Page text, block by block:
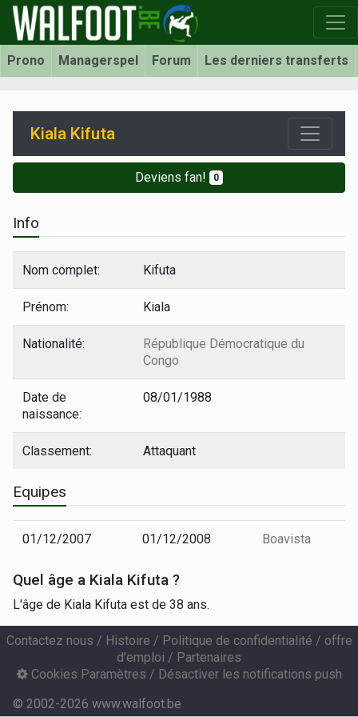
Prono Managerspel Forum Les derniers transferts
Kiala Kifuta
Deviens fan! 0
Info
Nom complet: Kifuta
Prénom: Kiala
Nationalité:
République Démocratique du
Congo
Date de
naissance:
08/01/1988
Classement: Attaquant
Equipes
01/12/2007 01/12/2008 Boavista
Quel âge a Kiala Kifuta ?
L'âge de Kiala Kifuta est de 38 ans.
Contactez nous / Histoire / Politique de confidentialité / offre
d'emploi / Partenaires
Cookies Paramètres / Désactiver les notifications push
© 2002-2026 www.walfoot.be